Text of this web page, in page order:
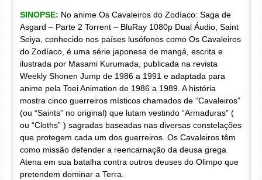
SINOPSE: No anime Os Cavaleiros do Zodíaco: Saga de
Asgard – Parte 2 Torrent – BluRay 1080p Dual Áudio, Saint
Seiya, conhecido nos países lusófonos como Os Cavaleiros
do Zodíaco, é uma série japonesa de mangá, escrita e
ilustrada por Masami Kurumada, publicada na revista
Weekly Shonen Jump de 1986 a 1991 e adaptada para
anime pela Toei Animation de 1986 a 1989. A história
mostra cinco guerreiros místicos chamados de “Cavaleiros”
(ou “Saints” no original) que lutam vestindo “Armaduras” (
ou “Cloths” ) sagradas baseadas nas diversas constelações
que protegem cada um dos guerreiros. Os Cavaleiros têm
como missão defender a reencarnação da deusa grega
Atena em sua batalha contra outros deuses do Olimpo que
pretendem dominar a Terra.